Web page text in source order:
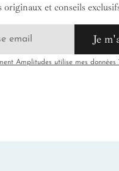
et conseils
Je
Amplitudes utilise mes données